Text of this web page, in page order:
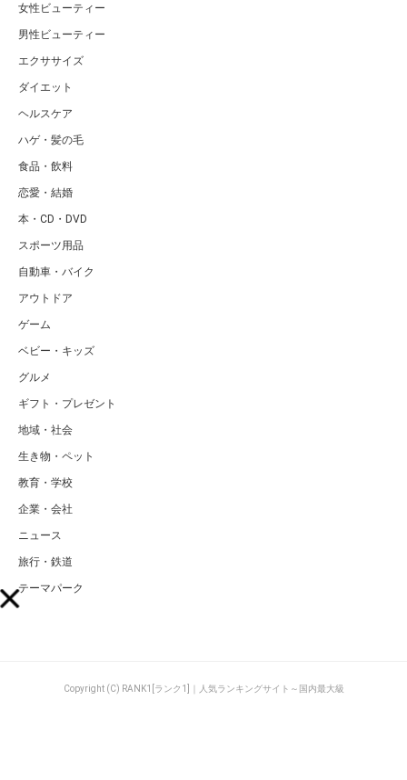
女性ビューティー
男性ビューティー
エクササイズ
ダイエット
ヘルスケア
ハゲ・髪の毛
食品・飲料
恋愛・結婚
本・CD・DVD
スポーツ用品
自動車・バイク
アウトドア
ゲーム
ベビー・キッズ
グルメ
ギフト・プレゼント
地域・社会
生き物・ペット
教育・学校
企業・会社
ニュース
旅行・鉄道
テーマパーク
Copyright (C) RANK1[ランク1]｜人気ランキングサイト～国内最大級